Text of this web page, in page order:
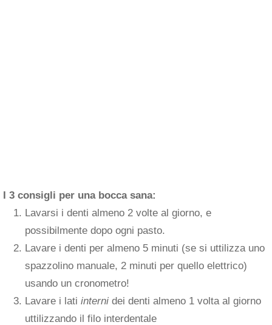
I 3 consigli per una bocca sana:
Lavarsi i denti almeno 2 volte al giorno, e
possibilmente dopo ogni pasto.
Lavare i denti per almeno 5 minuti (se si uttilizza uno
spazzolino manuale, 2 minuti per quello elettrico)
usando un cronometro!
Lavare i lati interni dei denti almeno 1 volta al giorno
uttilizzando il filo interdentale